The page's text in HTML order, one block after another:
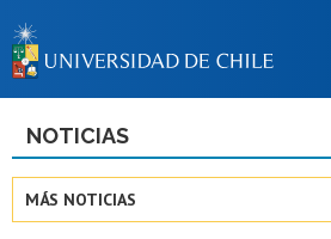
BIBLIOTECAS
Estudiantes
NOTICIAS
MÁS NOTICIAS